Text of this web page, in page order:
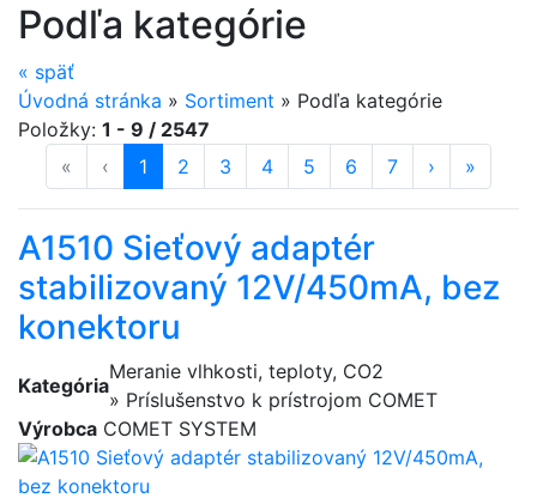
Podľa kategórie
« späť
Úvodná stránka » Sortiment » Podľa kategórie
Položky: 1 - 9 / 2547
« prvá strana
‹ predošlá strana
strana
1 (aktuálna)
strana
2 strana
3 strana
4 strana
5 strana
6 strana
7 ďalšia
› »
A1510 Sieťový adaptér
stabilizovaný 12V/450mA, bez
konektoru
Kategória
Meranie vlhkosti, teploty, CO2
» Príslušenstvo k prístrojom COMET
Výrobca COMET SYSTEM